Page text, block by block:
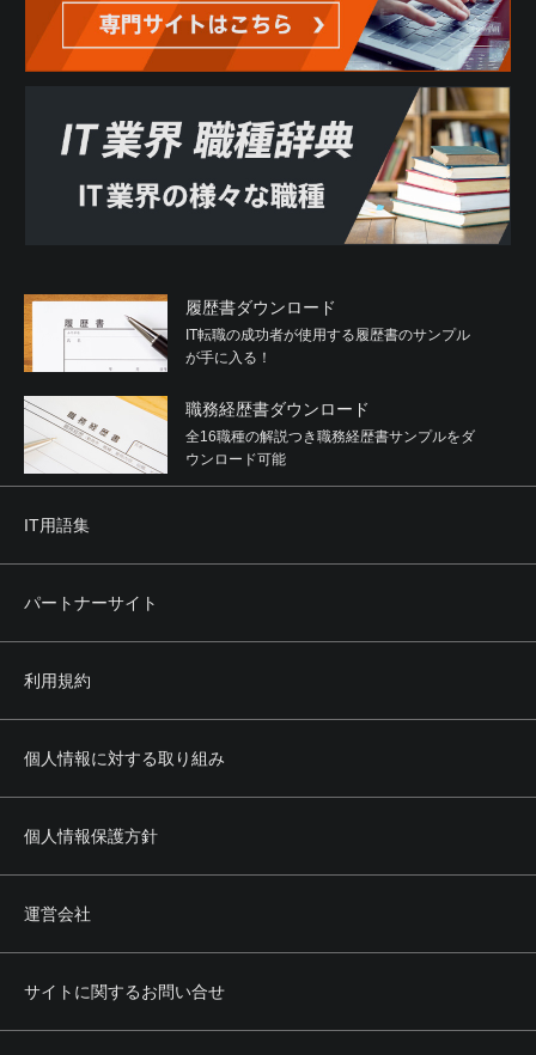
履歴書ダウンロード
IT転職の成功者が使用する履歴書のサンプル
が手に入る！
職務経歴書ダウンロード
全16職種の解説つき職務経歴書サンプルをダ
ウンロード可能
IT用語集
パートナーサイト
利用規約
個人情報に対する取り組み
個人情報保護方針
運営会社
サイトに関するお問い合せ